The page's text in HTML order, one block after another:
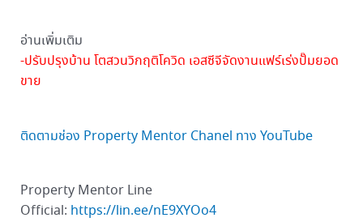
อ่านเพิ่มเติม
-ปรับปรุงบ้าน โตสวนวิกฤติโควิด เอสซีจีจัดงานแฟร์เร่งปั๊มยอด
ขาย
ติดตามช่อง Property Mentor Chanel ทาง YouTube
Property Mentor Line
Official: https://lin.ee/nE9XYOo4